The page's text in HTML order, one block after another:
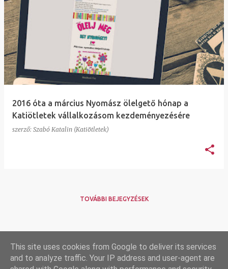
B
e
e
g
y
2016 óta a március Nyomász ölelgető hónap a
Katiötletek vállalkozásom kezdeményezésére
szerző: Szabó Katalin (Katiötletek)
TOVÁBBI BEJEGYZÉSEK
Adatkezelés
Impresszum
This site uses cookies from Google to deliver its services
and to analyze traffic. Your IP address and user-agent are